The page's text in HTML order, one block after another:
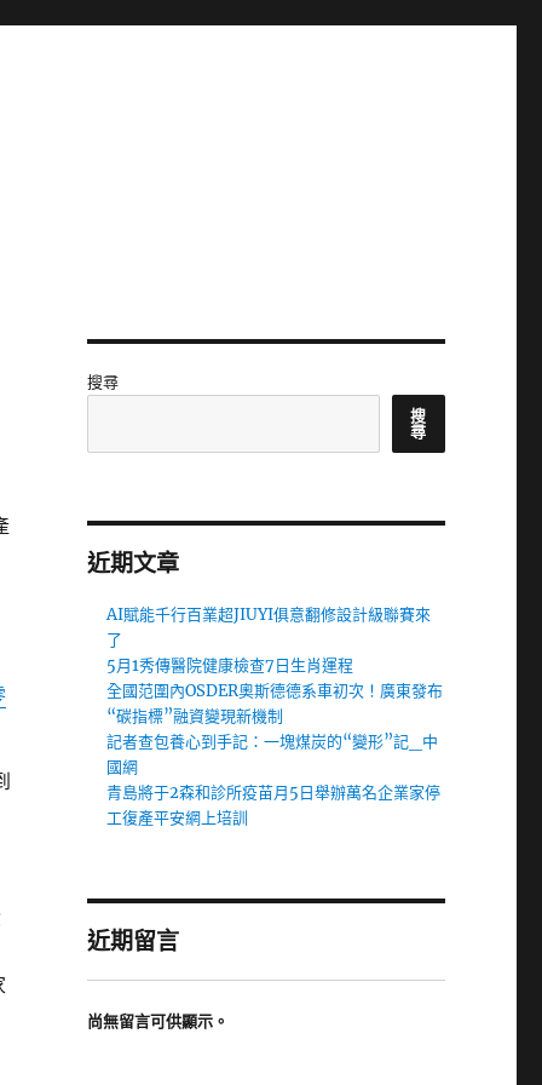
搜尋
搜
尋
近期文章
AI賦能千行百業超JIUYI俱意翻修設計級聯賽來
了
5月1秀傳醫院健康檢查7日生肖運程
全國范圍內OSDER奧斯德德系車初次！廣東發布
“碳指標”融資變現新機制
記者查包養心到手記：一塊煤炭的“變形”記_中
國網
青島將于2森和診所疫苗月5日舉辦萬名企業家停
工復產平安網上培訓
近期留言
尚無留言可供顯示。